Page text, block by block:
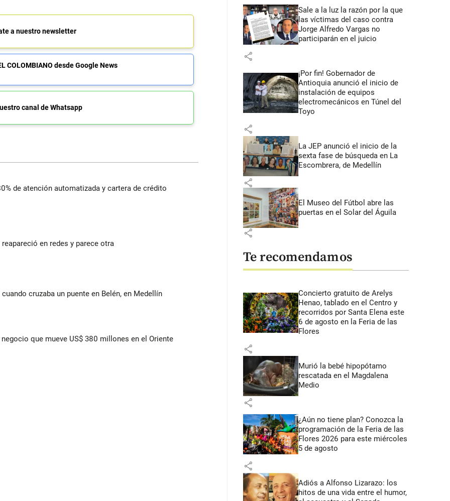
a nuestro newsletter
COLOMBIANO desde Google News
canal de Whatsapp
de atención automatizada y cartera de crédito
en redes y parece otra
cruzaba un puente en Belén, en Medellín
que mueve US$ 380 millones en el Oriente
Sale a la luz la razón por la que
las víctimas del caso contra
Jorge Alfredo Vargas no
participarán en el juicio
share
¡Por fin! Gobernador de
Antioquia anunció el inicio de
instalación de equipos
electromecánicos en Túnel del
Toyo
share
La JEP anunció el inicio de la
sexta fase de búsqueda en La
Escombrera, de Medellín
share
El Museo del Fútbol abre las
puertas en el Solar del Águila
share
Te recomendamos
Concierto gratuito de Arelys
Henao, tablado en el Centro y
recorridos por Santa Elena este
6 de agosto en la Feria de las
Flores
share
Murió la bebé hipopótamo
rescatada en el Magdalena
Medio
share
¿Aún no tiene plan? Conozca la
programación de la Feria de las
Flores 2026 para este miércoles
5 de agosto
share
Adiós a Alfonso Lizarazo: los
hitos de una vida entre el humor,